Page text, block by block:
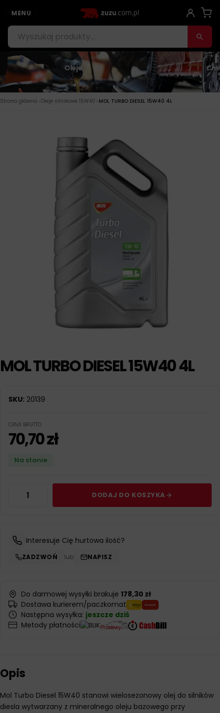
MENU
Oleje
Strona główna › Oleje silnikowe 15W40 › MOL TURBO DIESEL 15W40 4L
MOL TURBO DIESEL 15W40 4L
SKU: 20139
CENA BRUTTO
70,70zł
Na stanie
DODAJ DO KOSZYKA
Interesuje Cię hurtowa ilość?
ZADZWOŃ lub NAPISZ
Do darmowej wysyłki brakuje 178,30 zł
Dostawa kurierem/paczkomat
Następna wysyłka: jeszcze dziś
Metody płatności
Opis
Mol Turbo Diesel 15W40 stanowi wielosezonowy olej do silników
diesla wytwarzany z mineralnego oleju bazowego przy